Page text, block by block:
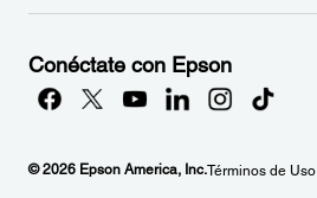
Conéctate con Epson
© 2026 Epson America, Inc.Términos de Uso